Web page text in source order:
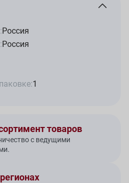
Россия
Россия
1
товаров
с ведущими